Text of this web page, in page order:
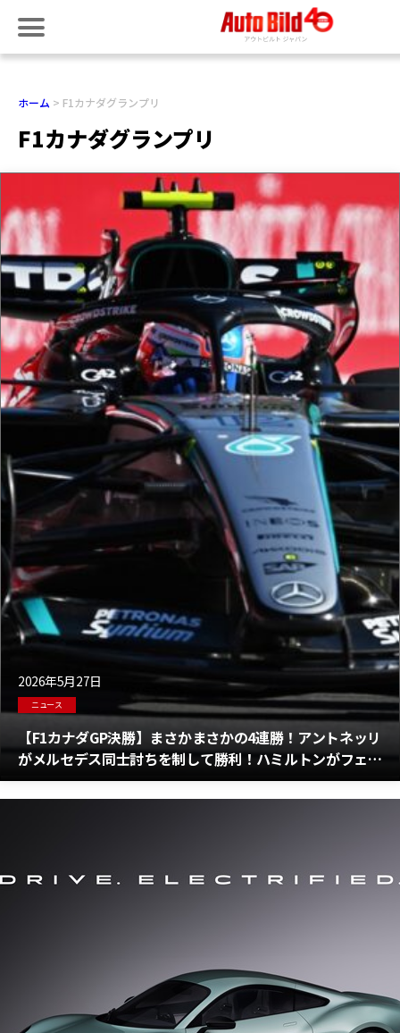
ホーム F1カナダグランプリ
F1カナダグランプリ
2026年5月27日
ニュース
【F1カナダGP決勝】まさかまさかの4連勝！アントネッリ
がメルセデス同士討ちを制して勝利！ハミルトンがフェラ
ーリ移籍後最高位となる2位でゴール！